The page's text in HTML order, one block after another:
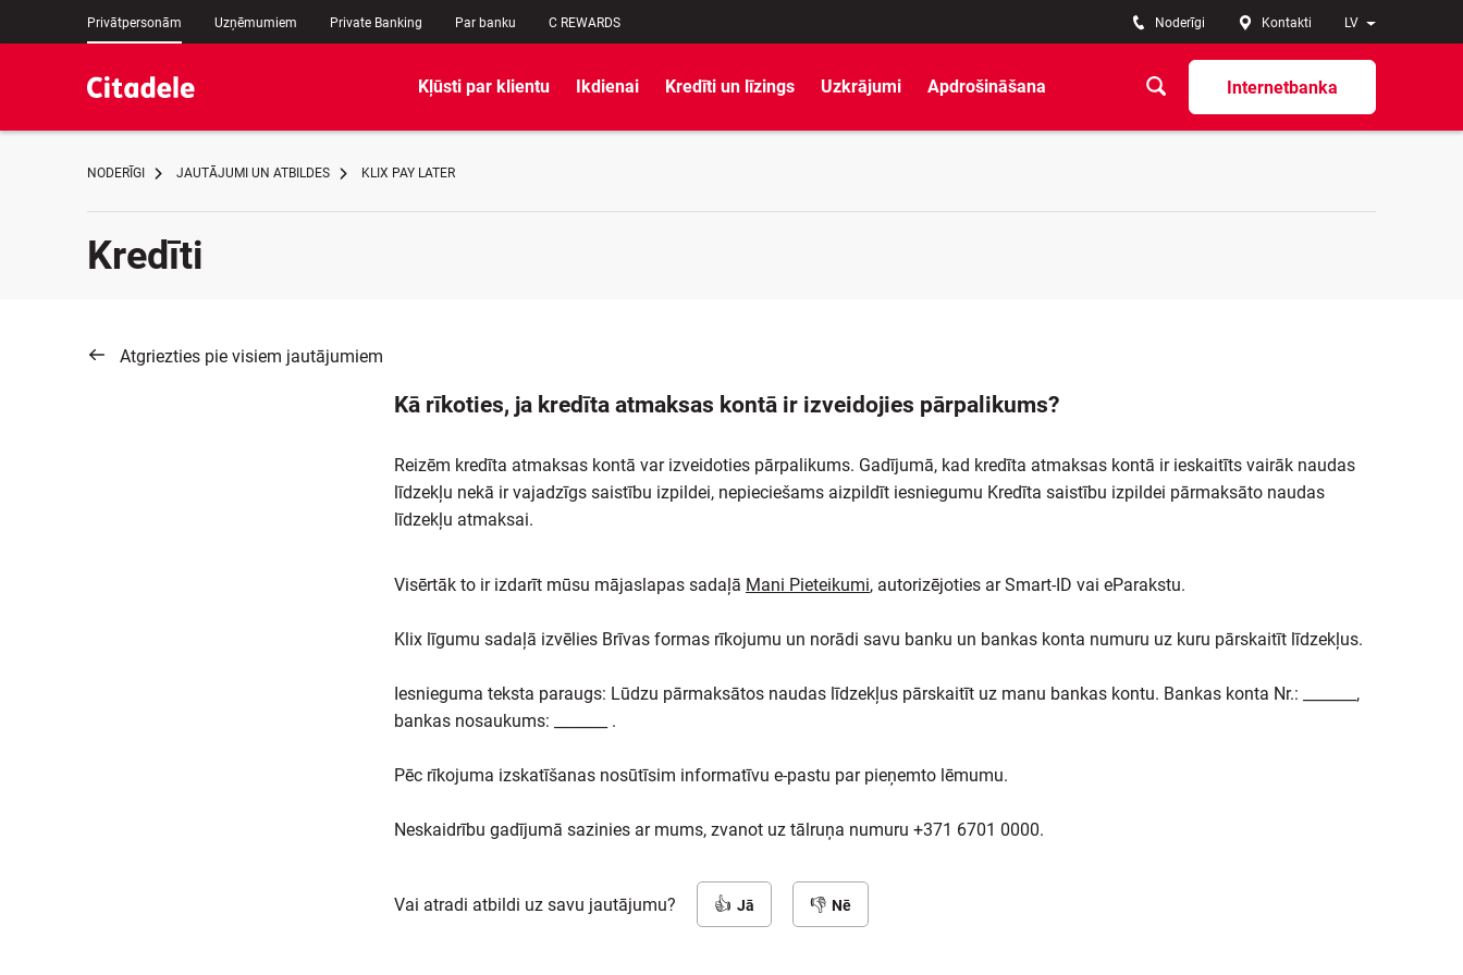
Privātpersonām Uzņēmumiem Private Banking Par banku C REWARDS LV
Noderīgi Kontakti
Internetbanka
Kļūsti par klientu Ikdienai Kredīti un līzings Uzkrājumi Apdrošināšana
NODERĪGI JAUTĀJUMI UN ATBILDES KLIX PAY LATER
Kredīti
Atgriezties pie visiem jautājumiem
Kā rīkoties, ja kredīta atmaksas kontā ir izveidojies pārpalikums?
Reizēm kredīta atmaksas kontā var izveidoties pārpalikums. Gadījumā, kad kredīta atmaksas kontā ir ieskaitīts vairāk naudas
līdzekļu nekā ir vajadzīgs saistību izpildei, nepieciešams aizpildīt iesniegumu Kredīta saistību izpildei pārmaksāto naudas
līdzekļu atmaksai.
Visērtāk to ir izdarīt mūsu mājaslapas sadaļā Mani Pieteikumi, autorizējoties ar Smart-ID vai eParakstu.
Klix līgumu sadaļā izvēlies Brīvas formas rīkojumu un norādi savu banku un bankas konta numuru uz kuru pārskaitīt līdzekļus.
Iesnieguma teksta paraugs: Lūdzu pārmaksātos naudas līdzekļus pārskaitīt uz manu bankas kontu. Bankas konta Nr.: _______,
bankas nosaukums: _______ .
Pēc rīkojuma izskatīšanas nosūtīsim informatīvu e-pastu par pieņemto lēmumu.
Neskaidrību gadījumā sazinies ar mums, zvanot uz tālruņa numuru +371 6701 0000.
Vai atradi atbildi uz savu jautājumu? Jā Nē